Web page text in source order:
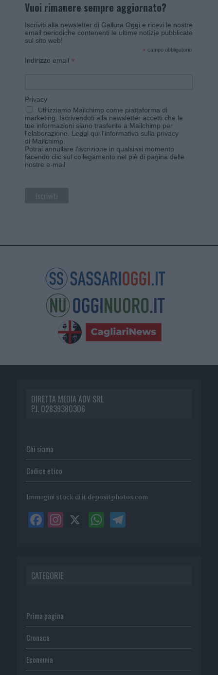
Vuoi rimanere sempre aggiornato?
Iscriviti alla newsletter di Gallura Oggi e ricevi le nostre
email periodiche contenenti le ultime notizie pubblicate
sul sito web!
* campo obbligatorio
Indirizzo email *
Privacy
Utilizziamo Mailchimp come piattaforma di
marketing. Iscrivendoti alla newsletter accetti che le
tue informazioni siano trasferite a Mailchimp per
l'elaborazione. Leggi qui l'informativa sulla privacy
di Mailchimp
Potrai annullare l'iscrizione in qualsiasi momento
facendo clic sul collegamento nel piè di pagina delle
nostre e-mail.
DIRETTA MEDIA ADV SRL
P.I. 02839380306
Chi siamo
Codice etico
Immagini stock di it.depositphotos.com
CATEGORIE
Prima pagina
Cronaca
Economia